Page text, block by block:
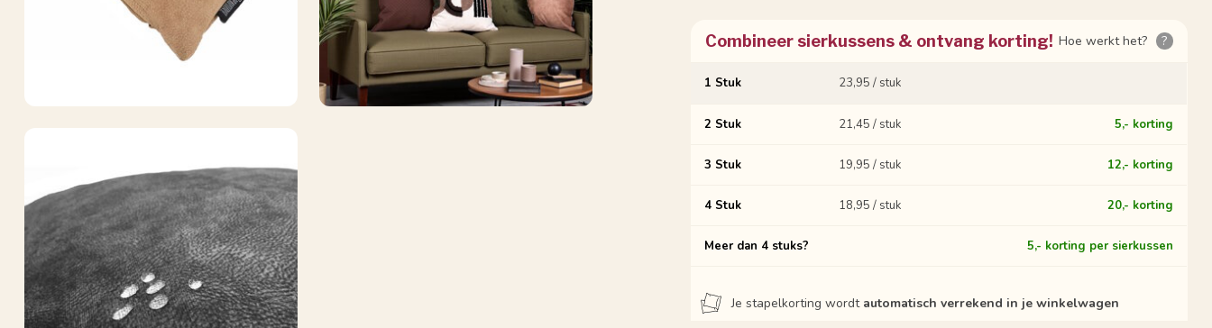
Combineer sierkussens & ontvang korting! Hoe werkt het? ?
1 Stuk 23,95 / stuk
2 Stuk 21,45 / stuk 5,- korting
3 Stuk 19,95 / stuk 12,- korting
4 Stuk 18,95 / stuk 20,- korting
Meer dan 4 stuks? 5,- korting per sierkussen
Je stapelkorting wordt automatisch verrekend in je winkelwagen